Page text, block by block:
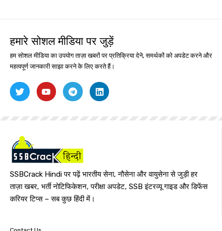
हमारे सोशल मीडिया पर जुड़ें
हम सोशल मीडिया का उपयोग ताज़ा खबरों पर प्रतिक्रिया देने, समर्थकों को अपडेट करने और
महत्वपूर्ण जानकारी साझा करने के लिए करते हैं।
SSBCrack Hindi पर पढ़ें भारतीय सेना, नौसेना और वायुसेना से जुड़ी हर
ताज़ा खबर, भर्ती नोटिफिकेशन, परीक्षा अपडेट, SSB इंटरव्यू गाइड और डिफेंस
करियर टिप्स – सब कुछ हिंदी में।